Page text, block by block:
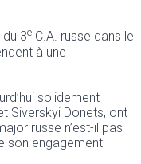
3e C.A. russe dans le
à une
solidement
Siverskyi Donets, ont
russe n’est-il pas
son engagement